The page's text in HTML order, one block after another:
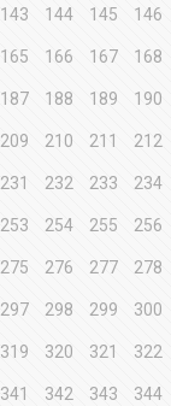
143 144 145 146
165 166 167 168
187 188 189 190
209 210 211 212
231 232 233 234
253 254 255 256
275 276 277 278
297 298 299 300
319 320 321 322
341 342 343 344